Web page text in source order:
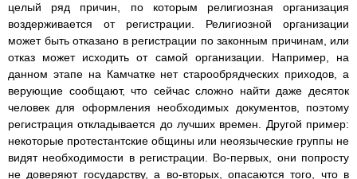
целый ряд причин, по которым религиозная организация
воздерживается от регистрации. Религиозной организации
может быть отказано в регистрации по законным причинам, или
отказ может исходить от самой организации. Например, на
данном этапе на Камчатке нет старообрядческих приходов, а
верующие сообщают, что сейчас сложно найти даже десяток
человек для оформления необходимых документов, поэтому
регистрация откладывается до лучших времен. Другой пример:
некоторые протестантские общины или неоязыческие группы не
видят необходимости в регистрации. Во-первых, они попросту
не доверяют государству, а во-вторых, опасаются того, что в